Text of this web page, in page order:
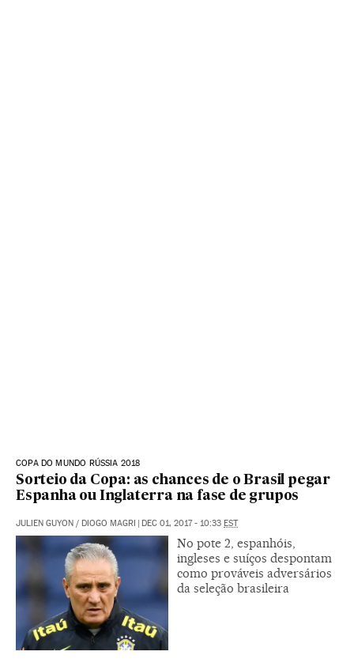
COPA DO MUNDO RÚSSIA 2018
Sorteio da Copa: as chances de o Brasil pegar
Espanha ou Inglaterra na fase de grupos
JULIEN GUYON / DIOGO MAGRI | DEC 01, 2017 - 10:33 EST
No pote 2, espanhóis,
ingleses e suíços despontam
como prováveis adversários
da seleção brasileira